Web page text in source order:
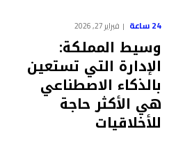
24 ساعة فبراير 27, 2026
وسيط المملكة:
الإدارة التي تستعين
بالذكاء الاصطناعي
هي الأكثر حاجة
للأخلاقيات